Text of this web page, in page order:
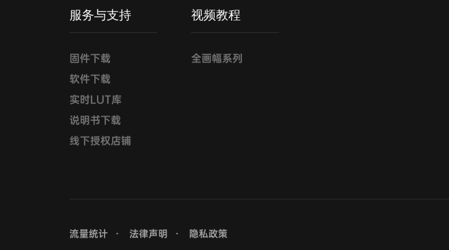
服务与支持
固件下载
软件下载
实时LUT库
说明书下载
线下授权店铺
视频教程
全画幅系列
流量统计 法律声明 隐私政策